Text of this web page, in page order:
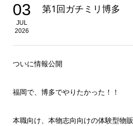
03
JUL
2026
第1回ガチミリ博多
ついに情報公開
福岡で、博多でやりたかった！！
本職向け、本物志向向けの体験型物